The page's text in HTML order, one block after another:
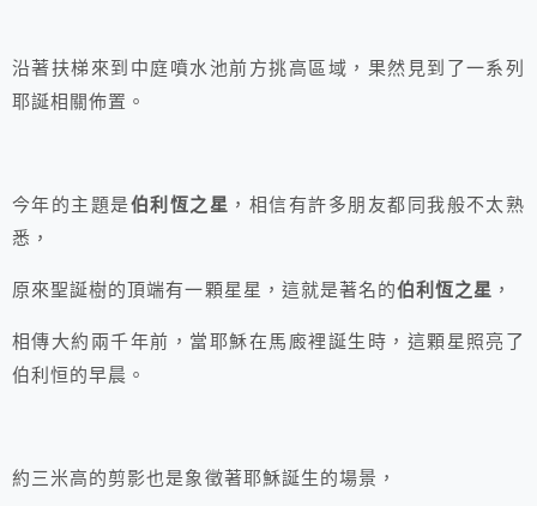
沿著扶梯來到中庭噴水池前方挑高區域，果然見到了一系列
耶誕相關佈置。
今年的主題是伯利恆之星 ，相信有許多朋友都同我般不太熟
悉，
原來聖誕樹的頂端有一顆星星，這就是著名的伯利恆之星 ，
相傳大約兩千年前，當耶穌在馬廄裡誕生時，這顆星照亮了
伯利恒的早晨。
約三米高的剪影也是象徵著耶穌誕生的場景，